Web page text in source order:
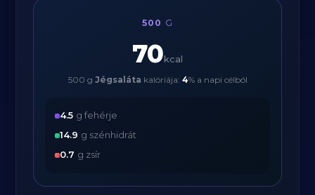
500 G
70 kcal
500 g Jégsaláta kalóriája: 4% a napi célból
4.5 g fehérje
14.9 g szénhidrát
0.7 g zsír